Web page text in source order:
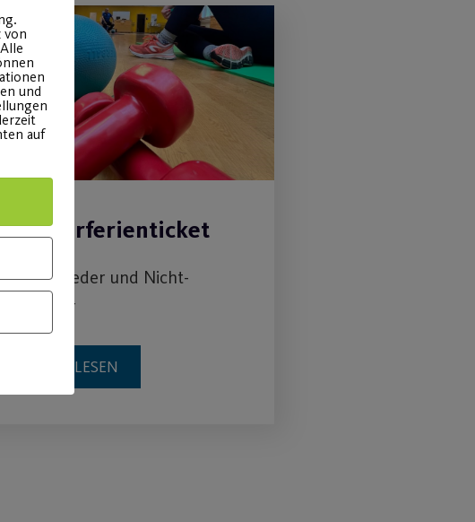
Sommerferienticket
Für Mitglieder und Nicht-
Mitglieder
WEITERLESEN
von
und
auf